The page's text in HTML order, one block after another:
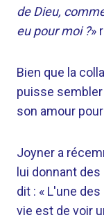
de Dieu,
eu pour moi ?»
Bien que la
puisse sembler
son amour
Joyner a
lui donnant
dit : « L'une
vie est de voir